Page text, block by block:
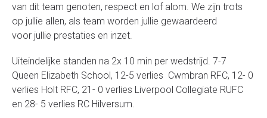
van dit team genoten, respect en lof alom. We zijn trots
op jullie allen, als team worden jullie gewaardeerd
voor jullie prestaties en inzet.
Uiteindelijke standen na 2x 10 min per wedstrijd. 7-7
Queen Elizabeth School, 12-5 verlies Cwmbran RFC, 12- 0
verlies Holt RFC, 21- 0 verlies Liverpool Collegiate RUFC
en 28- 5 verlies RC Hilversum.